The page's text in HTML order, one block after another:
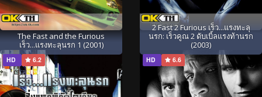
The Fast and the Furious
เร็ว...แรงทะลุนรก 1 (2001)
2 Fast 2 Furious เร็ว...แรงทะลุ
นรก: เร็วคูณ 2 ดับเบิ้ลแรงท้านรก
(2003)
HD 6.2 HD 6.6